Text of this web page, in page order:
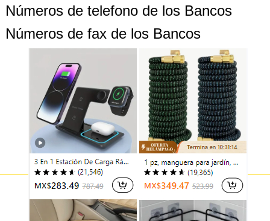
Números de telefono de los Bancos
Números de fax de los Bancos